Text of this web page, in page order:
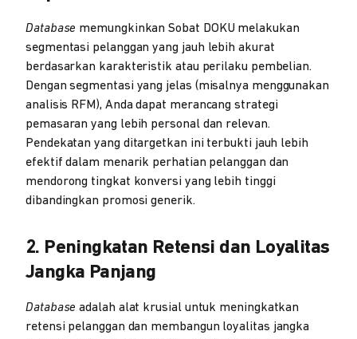
Database memungkinkan Sobat DOKU melakukan
segmentasi pelanggan yang jauh lebih akurat
berdasarkan karakteristik atau perilaku pembelian.
Dengan segmentasi yang jelas (misalnya menggunakan
analisis RFM), Anda dapat merancang strategi
pemasaran yang lebih personal dan relevan.
Pendekatan yang ditargetkan ini terbukti jauh lebih
efektif dalam menarik perhatian pelanggan dan
mendorong tingkat konversi yang lebih tinggi
dibandingkan promosi generik.
2. Peningkatan Retensi dan Loyalitas
Jangka Panjang
Database adalah alat krusial untuk meningkatkan
retensi pelanggan dan membangun loyalitas jangka